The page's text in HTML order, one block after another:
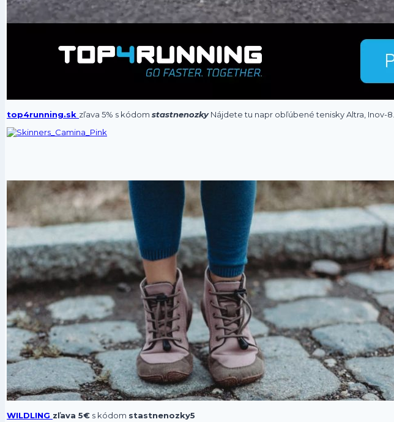
top4running.sk zľava 5% s kódom stastnenozkyNájdete tu napr obľúbené tenisky Altra, Inov-8…
WILDLING zľava 5€ s kódom stastnenozky5